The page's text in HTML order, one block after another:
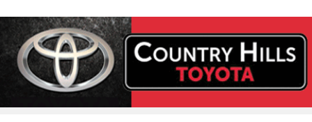
그동안 만났던 딜러분들은 차량을 판매하는 데 집중하시는 경우가 많았는데, 박문호 딜러님은 고객의 입장에서 무엇이 가장 좋은 선택인지 먼저 생각해 주셨습니다. 마치 가족을 대하듯 작은 부분까지 세심하게 챙겨 주시는 모습에 큰 감동을 받았습니다.
좋은 차를 구매할 수 있도록 끝까지 최선을 다해 주시고, 늘 친절하고 세심하게 도와주신 박문호 딜러님께 진심으로 감사드립니다. 주변에 차량 구매를 고민하는 분이 있다면 자신 있게 추천드리고 싶은 최고의 딜러님입니다.
저희 집은 사이드 도어가 없어 작업하시기 불편하셨을 텐데도 항상 밝은 모습으로 오셔서 성실하게 작업해 주셨습니다. 공사 중에도 진행 상황과 앞으로의 작업 계획을 수시로 자세히 설명해 주셔서 믿고 맡길 수 있었고, 세심한 소통에 큰 만족을 느꼈습니다.
공사가 끝난 후에는 마무리 점검까지 꼼꼼하게 진행해 주시는 모습에서 전문성과 책임감을 느낄 수 있었습니다.
무엇보다 작은 베이스먼트 공간을 밝고 깔끔하면서도 가족 모두가 편하게 사용할 수 있는 공간으로 완성해 주셔서 정말 만족합니다. 특히 아이들과 함께 즐겁게 시간을 보낼 수 있는 공간이 되어 더욱 뜻깊습니다.